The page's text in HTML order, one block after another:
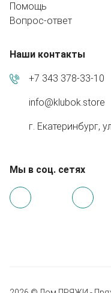
Помощь
Вопрос-ответ
Наши контакты
+7 343 378-33-10
info@klubok.store
г. Екатеринбург,
Мы в соц. сетях